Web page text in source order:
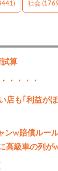
社会
算
・・・・
店も｢利益が
ンw賠償ルー
高級車の列が